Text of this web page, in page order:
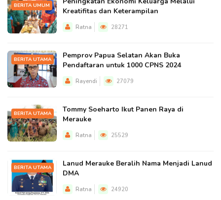
BERITA UMUM
Kreatifitas dan Keterampilan
Ratna 28271
BERITA UTAMA
Pemprov Papua Selatan Akan Buka
Pendaftaran untuk 1000 CPNS 2024
Rayendi 27079
BERITA UTAMA
Tommy Soeharto Ikut Panen Raya di
Merauke
Ratna 25529
BERITA UTAMA
Lanud Merauke Beralih Nama Menjadi Lanud
DMA
Ratna 24920